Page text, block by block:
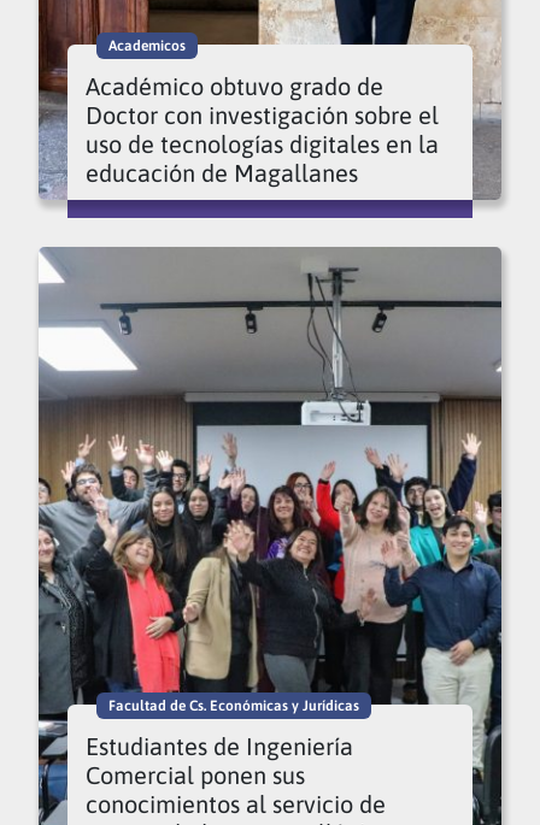
Academicos
Académico obtuvo grado de
Doctor con investigación sobre el
uso de tecnologías digitales en la
educación de Magallanes
Facultad de Cs. Económicas y Jurídicas
Estudiantes de Ingeniería
Comercial ponen sus
conocimientos al servicio de